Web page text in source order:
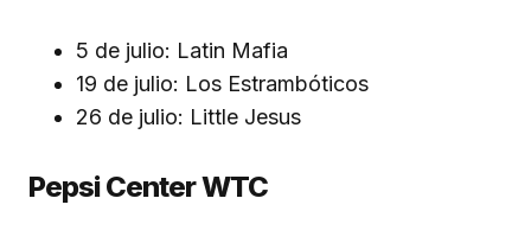
5 de julio: Latin Mafia
19 de julio: Los Estrambóticos
26 de julio: Little Jesus
Pepsi Center WTC